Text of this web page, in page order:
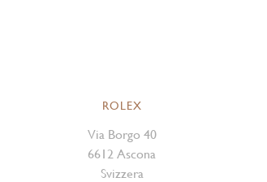
ROLEX
Via Borgo 40
6612 Ascona
Svizzera